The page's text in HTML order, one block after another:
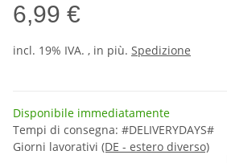
6,99 €
incl. 19% IVA. , in più. Spedizione
Disponibile immediatamente
Tempi di consegna: #DELIVERYDAYS#
Giorni lavorativi (DE - estero diverso)